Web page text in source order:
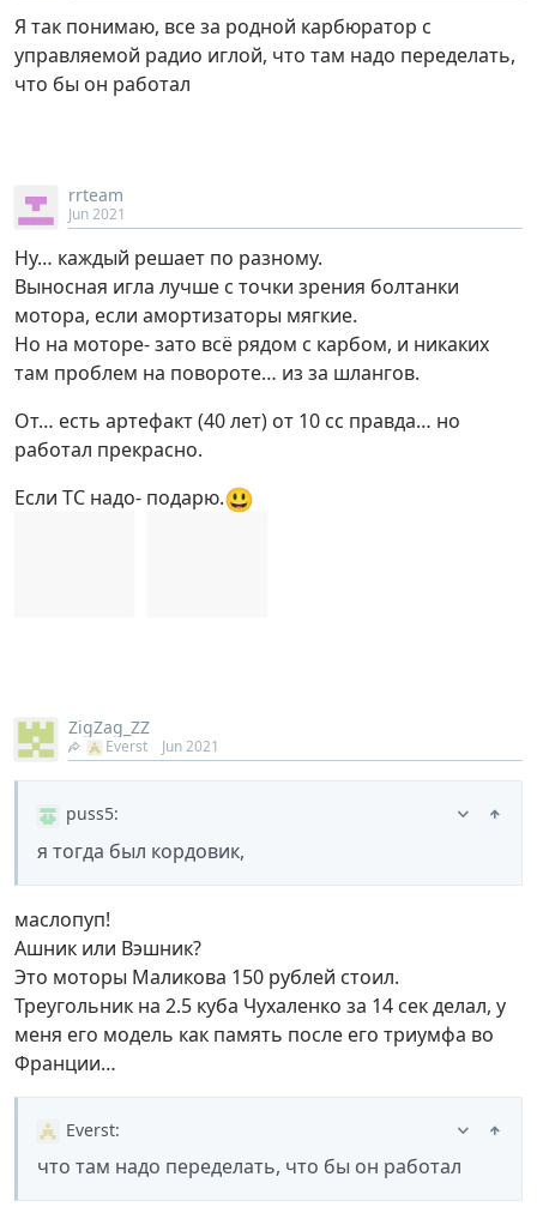
Я так понимаю, все за родной карбюратор с
управляемой радио иглой, что там надо переделать,
что бы он работал
rrteam
Jun 2021
Ну… каждый решает по разному.
Выносная игла лучше с точки зрения болтанки
мотора, если амортизаторы мягкие.
Но на моторе- зато всё рядом с карбом, и никаких
там проблем на повороте… из за шлангов.
От… есть артефакт (40 лет) от 10 сс правда… но
работал прекрасно.
Если ТС надо- подарю.😃
ZigZag_ZZ
Everst Jun 2021
puss5:
я тогда был кордовик,
маслопуп!
Ашник или Вэшник?
Это моторы Маликова 150 рублей стоил.
Треугольник на 2.5 куба Чухаленко за 14 сек делал, у
меня его модель как память после его триумфа во
Франции…
Everst:
что там надо переделать, что бы он работал